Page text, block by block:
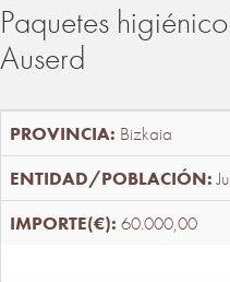
Paquetes
Auserd
Bizkaia
60.000,00